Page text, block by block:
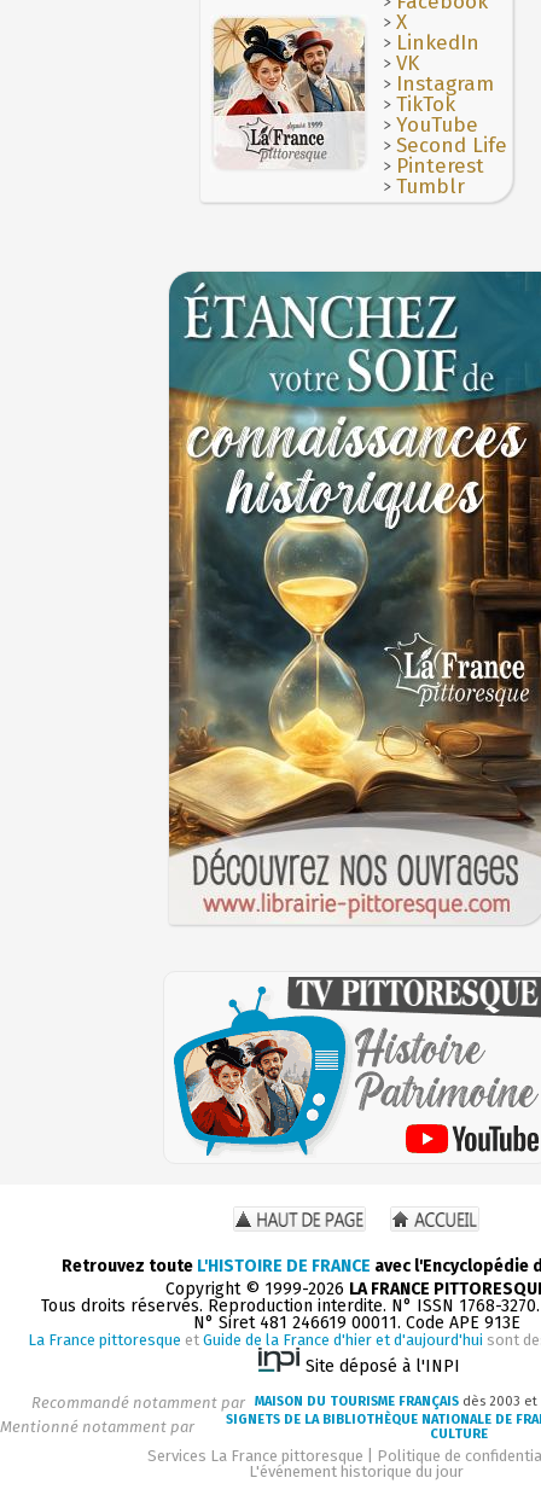
>X
> LinkedIn
>VK
> Instagram
>TikTok
>YouTube
>Second Life
> Pinterest
>Tumblr
Retrouvez toute L'HISTOIRE DE FRANCE avec l'Encyclopédie
Copyright © 1999-2026 LA FRANCE
Tous droits réservés. Reproduction interdite. N° ISSN 1768-
N° Siret 481 246619 00011. Code APE 913E
La France pittoresque et Guide de la France d'hier et d'aujourd'hui sont
Site déposé à l'INPI
Recommandé notamment par MAISON DU TOURISME FRANÇAIS dès 2003 et
Mentionné notamment par
SIGNETS DE LA BIBLIOTHÈQUE NATIONALE DE
CULTURE
Services La France pittoresque
Politique de
L'événement historique du jour